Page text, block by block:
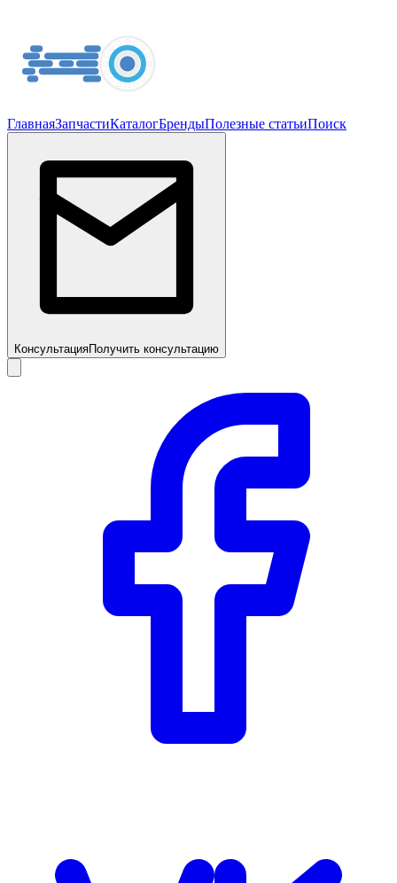
ГлавнаяЗапчастиКаталогБрендыПолезные статьиПоиск
КонсультацияПолучить консультацию